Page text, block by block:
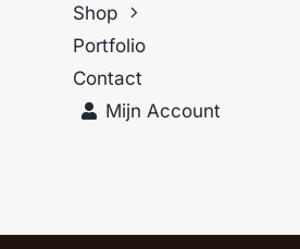
Shop
Portfolio
Contact
Mijn Account